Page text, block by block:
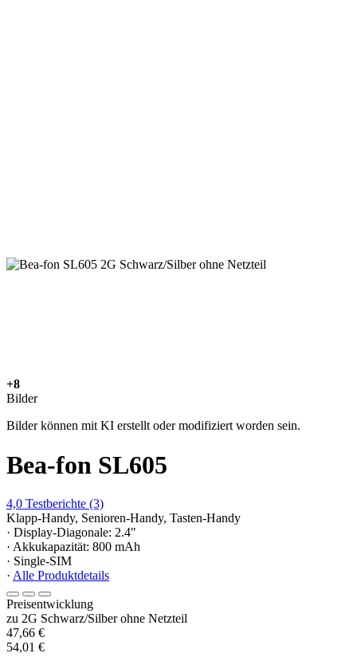
+8
Bilder
Bilder können mit KI erstellt oder modifiziert worden sein.
Bea-fon SL605
4,0 Testberichte (3)
Klapp-Handy, Senioren-Handy, Tasten-Handy
· Display-Diagonale: 2.4"
· Akkukapazität: 800 mAh
· Single-SIM
· Alle Produktdetails
Preisentwicklung
zu 2G Schwarz/Silber ohne Netzteil
47,66 €
54,01 €